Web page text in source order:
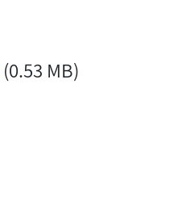
(0.53 MB)